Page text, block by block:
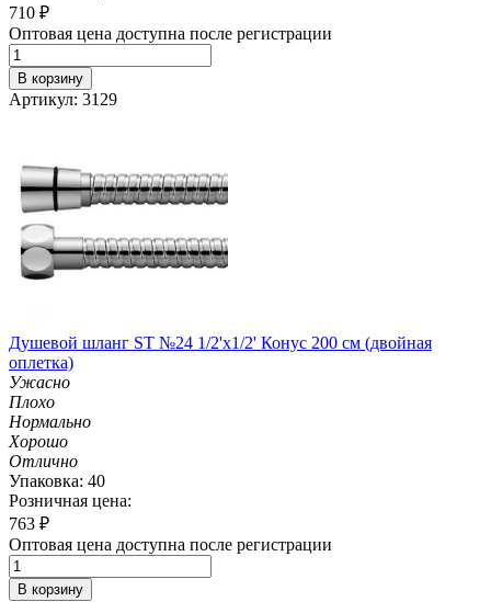
710 ₽
Оптовая цена доступна после регистрации
В корзину
Артикул: 3129
Душевой шланг ST №24 1/2'х1/2' Конус 200 см (двойная
оплетка)
Ужасно
Плохо
Нормально
Хорошо
Отлично
Упаковка: 40
Розничная цена:
763 ₽
Оптовая цена доступна после регистрации
В корзину